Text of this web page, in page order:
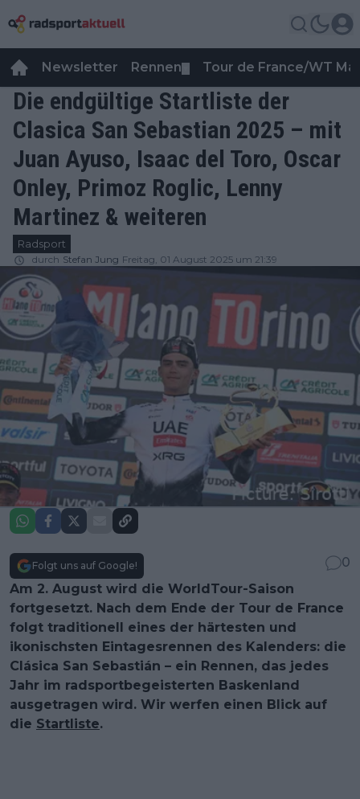
Newsletter Rennen Tour de France/WT
Die endgültige Startliste der
Clasica San Sebastian 2025 – mit
Juan Ayuso, Isaac del Toro, Oscar
Onley, Primoz Roglic, Lenny
Martinez & weiteren
Radsport
durch Stefan Jung Freitag, 01 August 2025 um 21:39
Folgt uns auf Google!
0
Am 2. August wird die WorldTour-Saison
fortgesetzt. Nach dem Ende der Tour de France
folgt traditionell eines der härtesten und
ikonischsten Eintagesrennen des Kalenders: die
Clásica San Sebastián – ein Rennen, das jedes
Jahr im radsportbegeisterten Baskenland
ausgetragen wird. Wir werfen einen Blick auf
die Startliste.